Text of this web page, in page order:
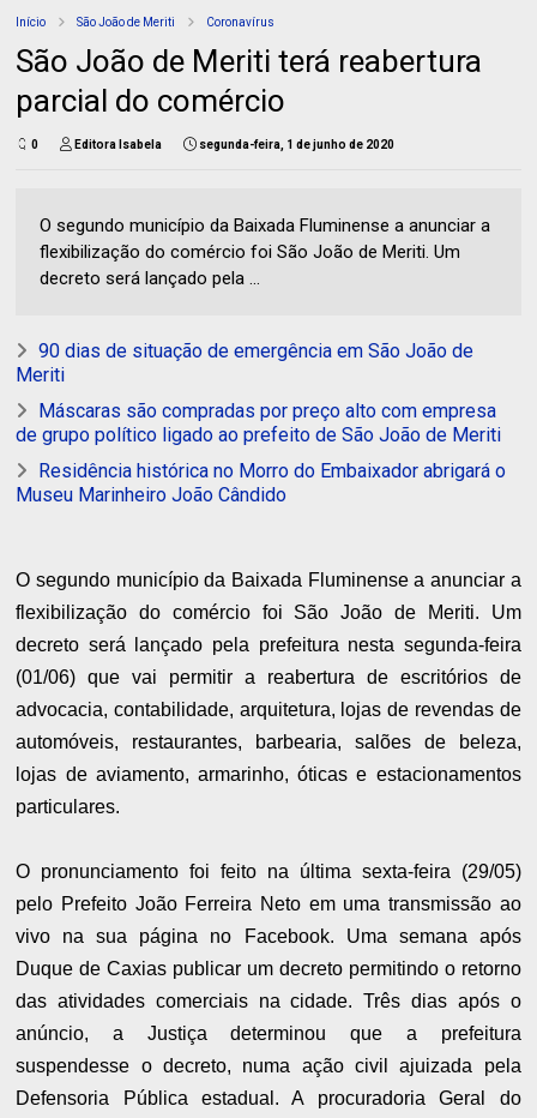
Início São João de Meriti Coronavírus
São João de Meriti terá reabertura
parcial do comércio
0 Editora Isabela segunda-feira, 1 de junho de 2020
O segundo município da Baixada Fluminense a anunciar a
flexibilização do comércio foi São João de Meriti. Um
decreto será lançado pela ...
90 dias de situação de emergência em São João de
Meriti
Máscaras são compradas por preço alto com empresa
de grupo político ligado ao prefeito de São João de Meriti
Residência histórica no Morro do Embaixador abrigará o
Museu Marinheiro João Cândido
O segundo município da Baixada Fluminense a anunciar a
flexibilização do comércio foi São João de Meriti. Um
decreto será lançado pela prefeitura nesta segunda-feira
(01/06) que vai permitir a reabertura de escritórios de
advocacia, contabilidade, arquitetura, lojas de revendas de
automóveis, restaurantes, barbearia, salões de beleza,
lojas de aviamento, armarinho, óticas e estacionamentos
particulares.
O pronunciamento foi feito na última sexta-feira (29/05)
pelo Prefeito João Ferreira Neto em uma transmissão ao
vivo na sua página no Facebook. Uma semana após
Duque de Caxias publicar um decreto permitindo o retorno
das atividades comerciais na cidade. Três dias após o
anúncio, a Justiça determinou que a prefeitura
suspendesse o decreto, numa ação civil ajuizada pela
Defensoria Pública estadual. A procuradoria Geral do